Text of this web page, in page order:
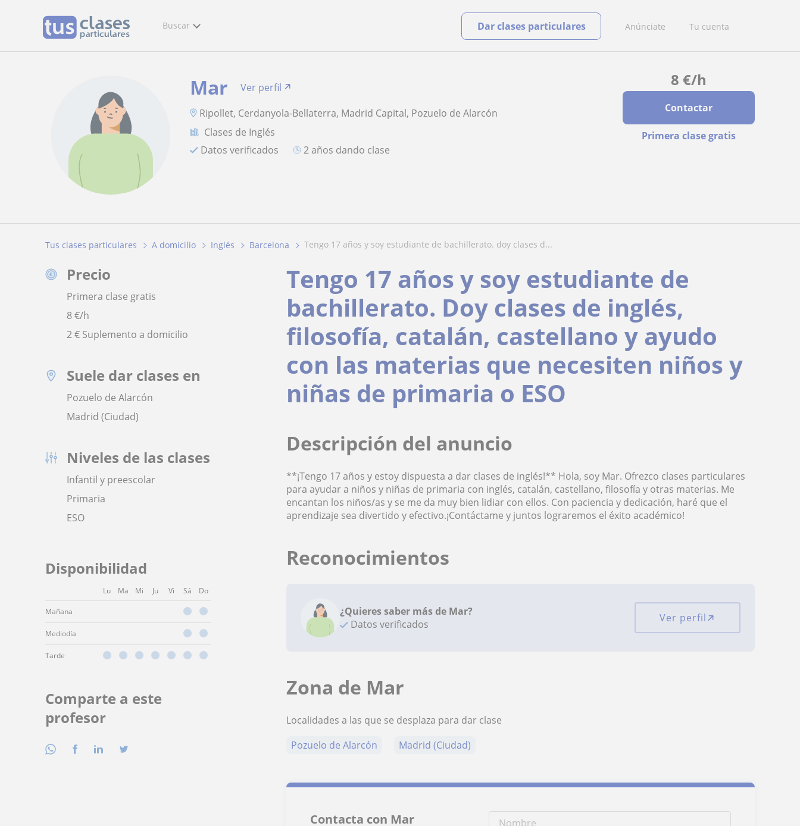
Buscar Anúnciate Tu cuenta
Dar clases particulares
8 €/h
Contactar
Primera clase gratis
Mar
Ver perfil
Ripollet, Cerdanyola-Bellaterra, Madrid Capital, Pozuelo de Alarcón
Clases de Inglés
Datos verificados
2 años dando clase
Tus clases particulares A domicilio Inglés Barcelona tengo 17 años y soy estudiante de bachillerato. doy clases d...
Precio
Primera clase gratis
8€/h
2 € Suplemento a domicilio
Suele dar clases en
Pozuelo de Alarcón
Madrid (Ciudad)
Niveles de las clases
Infantil y preescolar
Primaria
ESO
Disponibilidad
Lu Ma Mi Ju Vi Sá Do
Mañana
Mediodía
Tarde
Comparte a este
profesor
Tengo 17 años y soy estudiante de
bachillerato. Doy clases de inglés,
filosofía, catalán, castellano y ayudo
con las materias que necesiten niños y
niñas de primaria o ESO
Descripción del anuncio
**¡Tengo 17 años y estoy dispuesta a dar clases de inglés!** Hola, soy Mar. Ofrezco clases particulares
para ayudar a niños y niñas de primaria con inglés, catalán, castellano, filosofía y otras materias. Me
encantan los niños/as y se me da muy bien lidiar con ellos. Con paciencia y dedicación, haré que el
aprendizaje sea divertido y efectivo.¡Contáctame y juntos lograremos el éxito académico!
Reconocimientos
¿Quieres saber más de Mar?
Datos verificados
Ver perfil
Zona de Mar
Localidades a las que se desplaza para dar clase
Pozuelo de Alarcón
Madrid (Ciudad)
Contacta con Mar